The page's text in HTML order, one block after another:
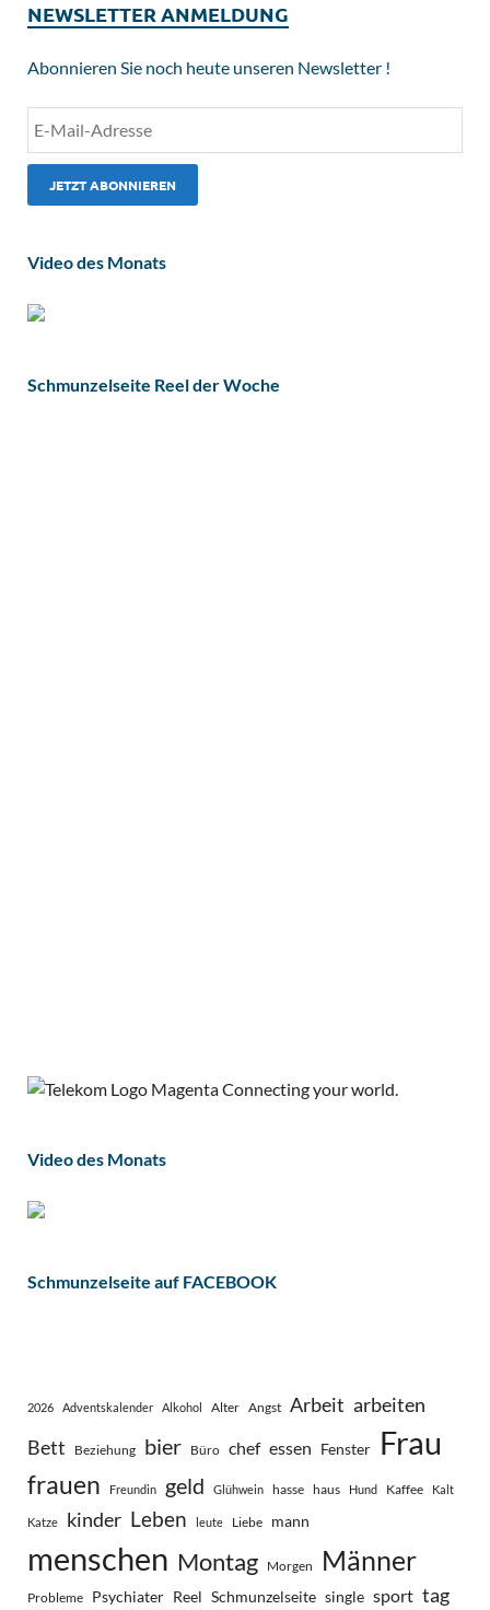
NEWSLETTER ANMELDUNG
Abonnieren Sie noch heute unseren Newsletter !
Video des Monats
Schmunzelseite Reel der Woche
Video des Monats
Schmunzelseite auf FACEBOOK
2026 Adventskalender Alkohol Alter Angst Arbeit arbeiten
Bett
Beziehung bier Büro chef essen Fenster Frau
frauen Freundin geld Glühwein hasse haus Hund Kaffee Kalt
Katze kinder Leben leute Liebe mann
menschen Montag Morgen Männer
Probleme Psychiater Reel Schmunzelseite single sport tag